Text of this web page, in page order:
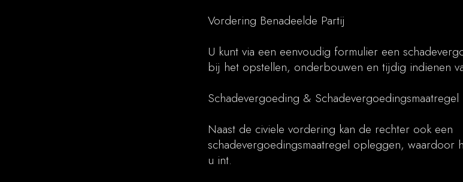
Vordering Benadeelde Partij
U kunt via een eenvoudig formulier een
bij het opstellen, onderbouwen en tijdig indienen
Schadevergoeding & Schadevergoedingsmaatregel
Naast de civiele vordering kan de rechter ook een
schadevergoedingsmaatregel opleggen, waardoor
u int.